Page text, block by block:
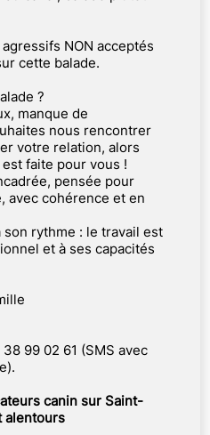
NON acceptés
cette balade.
?
manque de
nous rencontrer
votre relation, alors
faite pour vous !
pensée pour
avec cohérence et en
rythme : le travail est
et à ses capacités
99 02 61 (SMS avec
canin sur Saint-
alentours